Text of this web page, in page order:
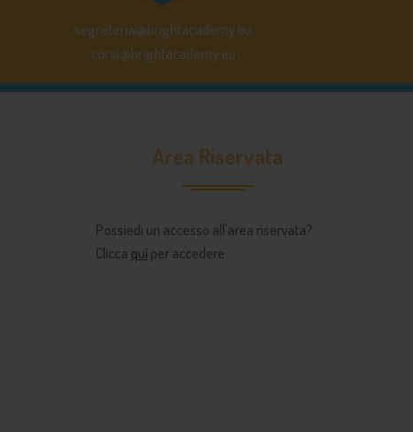
segreteria@brightacademy.eu
corsi@brightacademy.eu
Area Riservata
Possiedi un accesso all'area riservata?
Clicca quì per accedere